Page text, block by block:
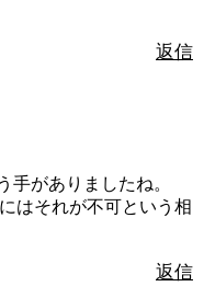
返信
手がありましたね。
はそれが不可という相
返信